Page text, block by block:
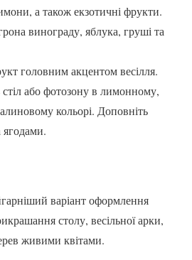
а також екзотичні фрукти.
винограду, яблука, груші та
головним акцентом весілля.
або фотозону в лимонному,
кольорі. Доповніть
варіант оформлення
столу, весільної арки,
живими квітами.